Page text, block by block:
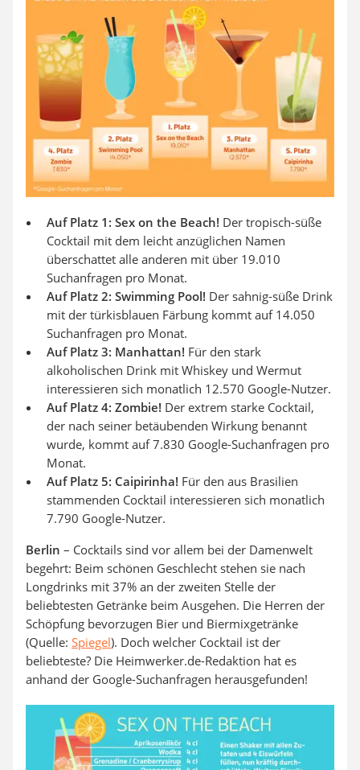
Auf Platz 1: Sex on the Beach! Der tropisch-süße
Cocktail mit dem leicht anzüglichen Namen
überschattet alle anderen mit über 19.010
Suchanfragen pro Monat.
Auf Platz 2: Swimming Pool! Der sahnig-süße Drink
mit der türkisblauen Färbung kommt auf 14.050
Suchanfragen pro Monat.
Auf Platz 3: Manhattan! Für den stark
alkoholischen Drink mit Whiskey und Wermut
interessieren sich monatlich 12.570 Google-Nutzer.
Auf Platz 4: Zombie! Der extrem starke Cocktail,
der nach seiner betäubenden Wirkung benannt
wurde, kommt auf 7.830 Google-Suchanfragen pro
Monat.
Auf Platz 5: Caipirinha! Für den aus Brasilien
stammenden Cocktail interessieren sich monatlich
7.790 Google-Nutzer.
Berlin – Cocktails sind vor allem bei der Damenwelt
begehrt: Beim schönen Geschlecht stehen sie nach
Longdrinks mit 37% an der zweiten Stelle der
beliebtesten Getränke beim Ausgehen. Die Herren der
Schöpfung bevorzugen Bier und Biermixgetränke
(Quelle: Spiegel). Doch welcher Cocktail ist der
beliebteste? Die Heimwerker.de-Redaktion hat es
anhand der Google-Suchanfragen herausgefunden!